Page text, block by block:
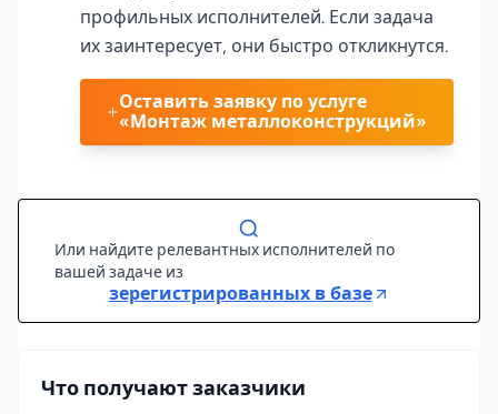
профильных исполнителей. Если задача
их заинтересует, они быстро откликнутся.
Оставить заявку по услуге
«Монтаж металлоконструкций»
Или найдите релевантных исполнителей по
вашей задаче из
зерегистрированных в базе
Что получают заказчики